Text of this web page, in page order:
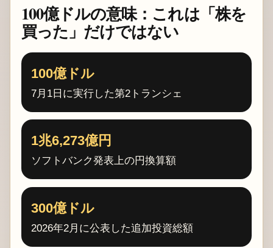
100億ドルの意味：これは「株を
買った」だけではない
100億ドル
7月1日に実行した第2トランシェ
1兆6,273億円
ソフトバンク発表上の円換算額
300億ドル
2026年2月に公表した追加投資総額